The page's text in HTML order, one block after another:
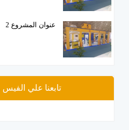
عنوان المشروع 2
تابعنا علي